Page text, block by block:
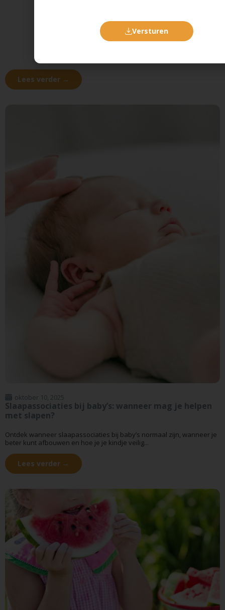
Lees verder →
Slaapassociaties bij baby’s: wanneer mag je helpen
met slapen?
oktober 10, 2025
Ontdek wanneer slaapassociaties bij baby’s normaal zijn, wanneer je
beter kunt afbouwen en hoe je je kindje veilig...
Lees verder →
Versturen